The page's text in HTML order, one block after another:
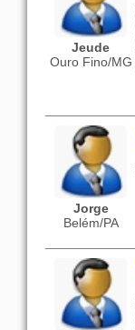
Jeude
Ouro Fino/MG
Jorge
Belém/PA